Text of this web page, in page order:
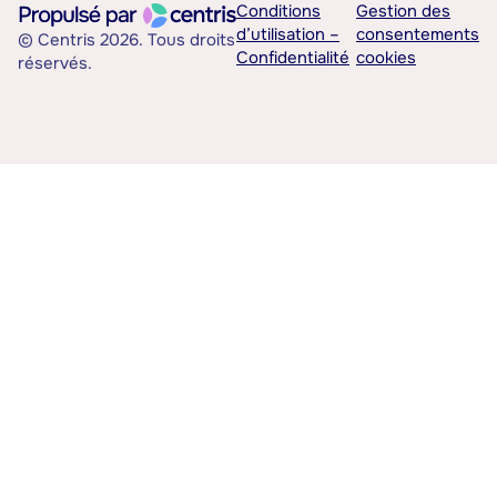
© Centris 2026. Tous droits
réservés.
Conditions
d’utilisation –
Confidentialité
Gestion des
consentements
cookies